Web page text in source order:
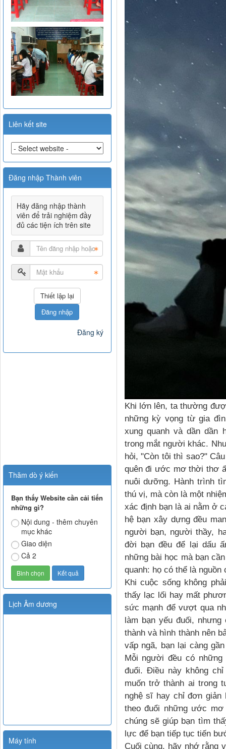
Khi lớn lên, ta thường
những kỳ vọng từ gia
xung quanh và dần dần
trong mắt người khác.
hỏi, "Còn tôi thì sao?"
quên đi ước mơ thời thơ
nuôi dưỡng. Hành trình
thú vị, mà còn là một
xác định bạn là ai nằm ở
hệ bạn xây dựng đều
người bạn, người thầy,
đời bạn đều để lại dấu
những bài học mà bạn
quanh: họ có thể là
Khi cuộc sống không
thấy lạc lối hay mất
sức mạnh để vượt qua
làm bạn yếu đuối,
thành và hình thành nên
vấp ngã, bạn lại càng
Mỗi người đều có
đuổi. Điều này không
muốn trở thành ai trong
nghệ sĩ hay chỉ đơn giản
theo đuổi những ước
chúng sẽ giúp bạn tìm
lực để bạn tiếp tục tiến
Cuối cùng, hãy nhớ rằng
Liên kết site
Đăng nhập Thành viên
Hãy đăng nhập thành
viên để trải nghiệm đầy
đủ các tiện ích trên site
Đăng nhập
Đăng ký
Thăm dò ý kiến
Bạn thấy Website cần cải tiến
những gì?
Nội dung - thêm chuyên
mục khác
Giao diện
Cả 2
Lịch Âm dương
Máy tính